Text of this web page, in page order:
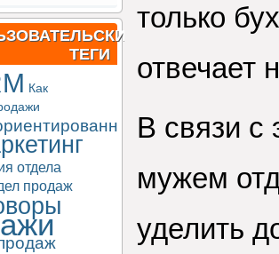
ТЕГИ
Как
отдела
продаж
только
отвечает
В связи с
мужем
уделить